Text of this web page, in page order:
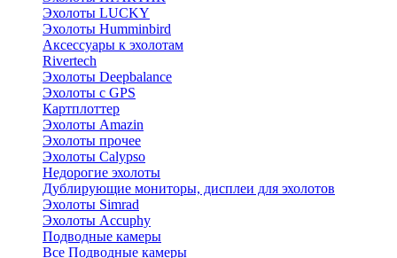
Эхолоты LUCKY
Эхолоты Humminbird
Аксессуары к эхолотам
Rivertech
Эхолоты Deepbalance
Эхолоты с GPS
Картплоттер
Эхолоты Amazin
Эхолоты прочее
Эхолоты Calypso
Недорогие эхолоты
Дублирующие мониторы, дисплеи для эхолотов
Эхолоты Simrad
Эхолоты Accuphy
Подводные камеры
Все Подводные камеры